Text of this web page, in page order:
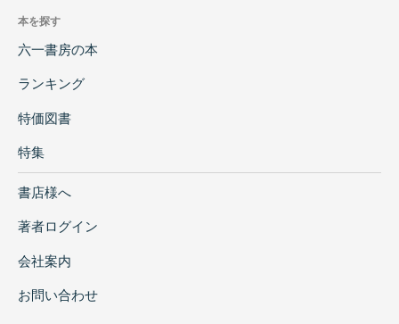
本を探す
六一書房の本
ランキング
特価図書
特集
書店様へ
著者ログイン
会社案内
お問い合わせ